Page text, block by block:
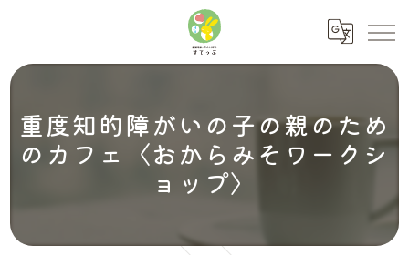
重度知的障がいの子の親のため
のカフェ〈おからみそワークシ
ョップ〉